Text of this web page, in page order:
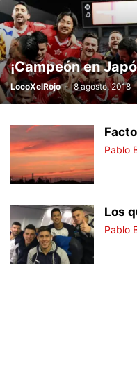
¡Campeón en
LocoXelRojo - 8 agosto, 2018
Pablo
Los
Pablo